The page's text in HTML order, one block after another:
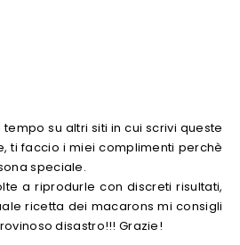
su altri siti in cui scrivi queste
ti faccio i miei complimenti perchè
speciale.
a riprodurle con discreti risultati,
ricetta dei macarons mi consigli
disastro!!! Grazie!